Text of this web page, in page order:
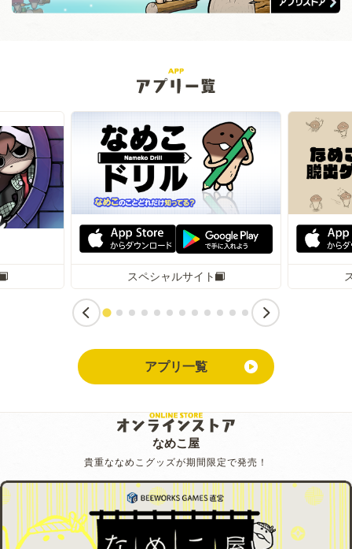
スペシャルサイト
アプリ一覧
なめこ屋
貴重ななめこグッズが期間限定で発売！